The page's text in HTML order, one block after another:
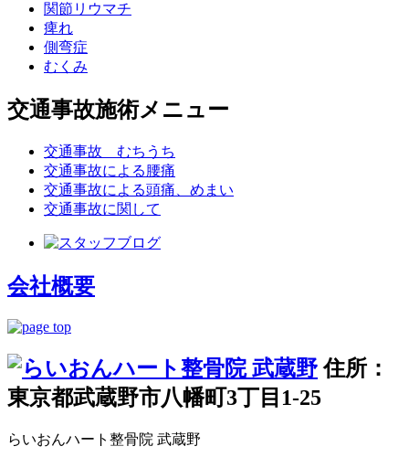
関節リウマチ
痺れ
側弯症
むくみ
交通事故施術メニュー
交通事故 むちうち
交通事故による腰痛
交通事故による頭痛、めまい
交通事故に関して
会社概要
住所：
東京都武蔵野市八幡町3丁目1-25
らいおんハート整骨院 武蔵野